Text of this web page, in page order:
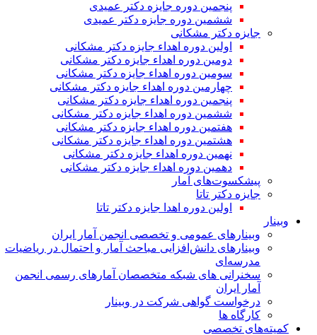
پنجمین دوره جایزه دکتر عمیدی
ششمین دوره جایزه دکتر عمیدی
جایزه دکتر مشکانی
اولین دوره اهداء جایزه دکتر مشکانی
دومین دوره اهداء جایزه دکتر مشکانی
سومین دوره اهداء جایزه دکتر مشکانی
چهارمین دوره اهداء جایزه دکتر مشکانی
پنجمین دوره اهداء جایزه دکتر مشکانی
ششمین دوره اهداء جایزه دکتر مشکانی
هفتمین دوره اهداء جایزه دکتر مشکانی
هشتمین دوره اهداء جایزه دکتر مشکانی
نهمین دوره اهداء جایزه دکتر مشکانی
دهمین دوره اهداء جایزه دکتر مشکانی
پیشکسوت‌های آمار
جایزه دکتر تاتا
اولین دوره اهدا جایزه دکتر تاتا
وبینار
وبینارهای عمومی و تخصصی انجمن آمار ایران
وبینارهای دانش‌افزایی مباحث آمار و احتمال در ریاضیات
مدرسه‌ای
سخنرانی های شبکه متخصصان آمارهای رسمی انجمن
آمار ایران
درخواست گواهی شرکت در وبینار
کارگاه ها
کمیته‌های تخصصی